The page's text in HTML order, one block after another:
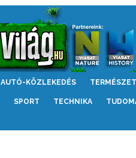
AUTÓ-KÖZLEKEDÉS TERMÉSZET
SPORT TECHNIKA